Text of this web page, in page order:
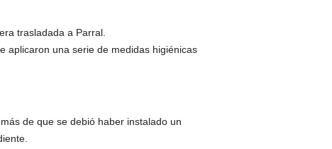
trasladada a Parral.
aplicaron una serie de medidas higiénicas
de que se debió haber instalado un